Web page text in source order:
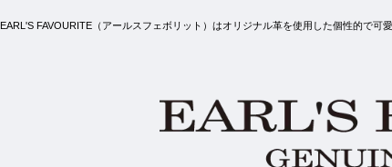
EARL'S FAVOURITE（アールスフェボリット）はオリジナル革を使用した個性的で